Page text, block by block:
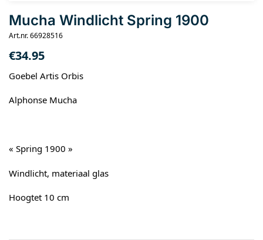
Mucha Windlicht Spring 1900
Art.nr. 66928516
€34.95
Goebel Artis Orbis
Alphonse Mucha
« Spring 1900 »
Windlicht, materiaal glas
Hoogtet 10 cm